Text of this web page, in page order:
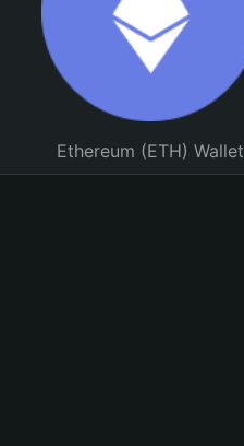
Ethereum (ETH) Wallet